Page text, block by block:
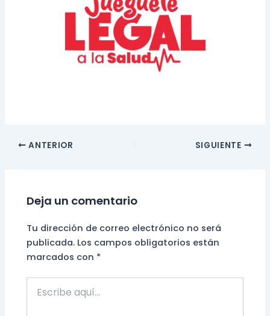
Navegación
ANTERIOR SIGUIENTE
Deja un comentario
Tu dirección de correo electrónico no será
publicada. Los campos obligatorios están
marcados con *
aquí...